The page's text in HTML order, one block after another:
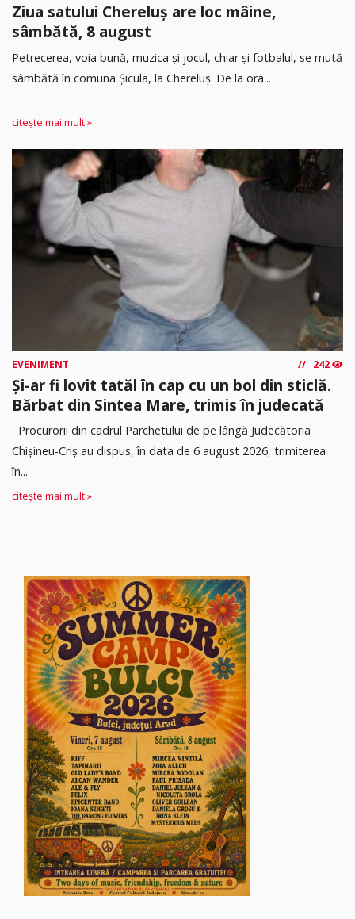
Ziua satului Chereluș are loc mâine,
sâmbătă, 8 august
Petrecerea, voia bună, muzica și jocul, chiar și fotbalul, se mută
sâmbătă în comuna Șicula, la Chereluș. De la ora...
citește mai mult »
EVENIMENT 242
Și-ar fi lovit tatăl în cap cu un bol din sticlă.
Bărbat din Sintea Mare, trimis în judecată
Procurorii din cadrul Parchetului de pe lângă Judecătoria
Chișineu-Criș au dispus, în data de 6 august 2026, trimiterea
în...
citește mai mult »